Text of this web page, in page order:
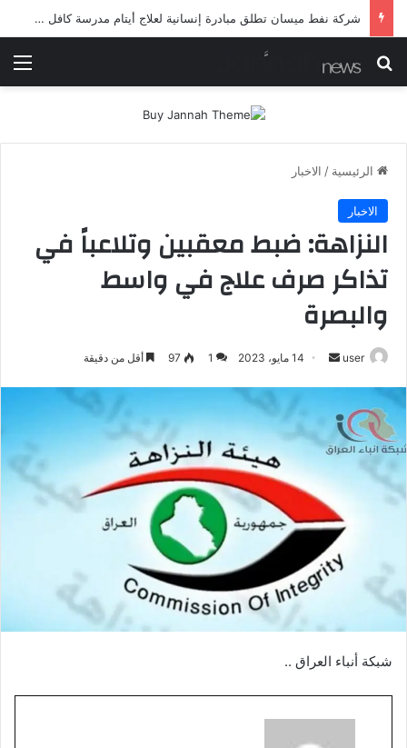
شرطة ميسان تلقي القبض على مطلقي العيارات النارية أثناء تشييع جنائزي في العمارة
بحث عن
الرئيسية / الاخبار
الاخبار
النزاهة: ضبط معقبين وتلاعباً في
تذاكر صرف علاج في واسط
والبصرة
user
أرسل 14 مايو، 2023 1
97 أقل من دقيقة
شبكة أنباء العراق ..